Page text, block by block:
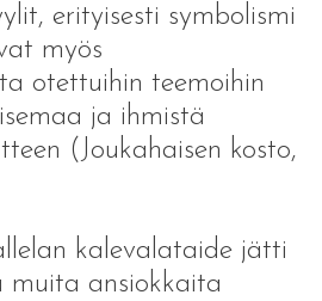
erityisesti symbolismi
myös
otettuihin teemoihin
ja ihmistä
(Joukahaisen kosto,
kalevalataide jätti
muita ansiokkaita